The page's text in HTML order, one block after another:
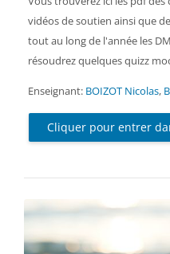
vidéos de soutien ainsi que
tout au long de l'année les
résoudrez quelques quizz
Enseignant: BOIZOT Nicolas,
Cliquer pour entrer